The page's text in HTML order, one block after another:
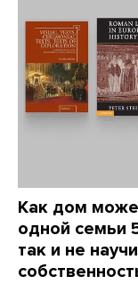
Как дом
одной семьи
так и не